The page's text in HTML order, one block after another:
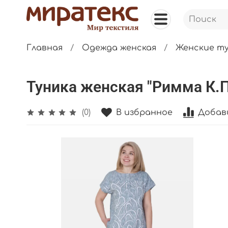
Главная Одежда женская Женские
Туника женская "Римма
(0) В избранное